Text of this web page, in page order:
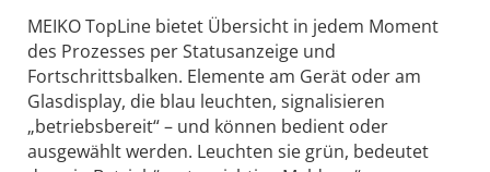
MEIKO TopLine bietet Übersicht in jedem Moment
des Prozesses per Statusanzeige und
Fortschrittsbalken. Elemente am Gerät oder am
Glasdisplay, die blau leuchten, signalisieren
„betriebsbereit“ – und können bedient oder
ausgewählt werden. Leuchten sie grün, bedeutet